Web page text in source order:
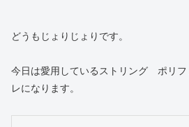
どうもじょりじょりです。
今日は愛用しているストリング ポリ
レになります。